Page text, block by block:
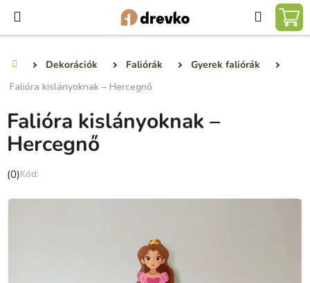
fő
Dekorációk Faliórák
Gyerek faliórák
Falióra kislányoknak – Hercegnő
Falióra kislányoknak –
Hercegnő
A
átlagos
(0)